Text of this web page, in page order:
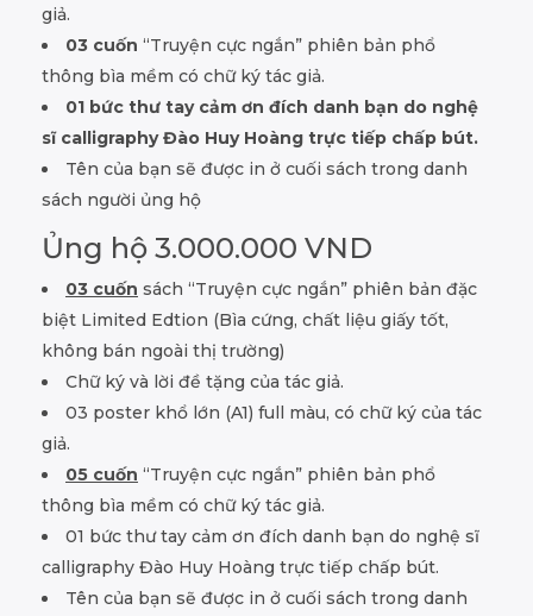
giả.
03 cuốn “Truyện cực ngắn” phiên bản phổ
thông bìa mềm có chữ ký tác giả.
01 bức thư tay cảm ơn đích danh bạn do nghệ
sĩ calligraphy Đào Huy Hoàng trực tiếp chấp bút.
Tên của bạn sẽ được in ở cuối sách trong danh
sách người ủng hộ
Ủng hộ 3.000.000 VND
03 cuốn sách “Truyện cực ngắn” phiên bản đặc
biệt Limited Edtion (Bìa cứng, chất liệu giấy tốt,
không bán ngoài thị trường)
Chữ ký và lời đề tặng của tác giả.
03 poster khổ lớn (A1) full màu, có chữ ký của tác
giả.
05 cuốn “Truyện cực ngắn” phiên bản phổ
thông bìa mềm có chữ ký tác giả.
01 bức thư tay cảm ơn đích danh bạn do nghệ sĩ
calligraphy Đào Huy Hoàng trực tiếp chấp bút.
Tên của bạn sẽ được in ở cuối sách trong danh